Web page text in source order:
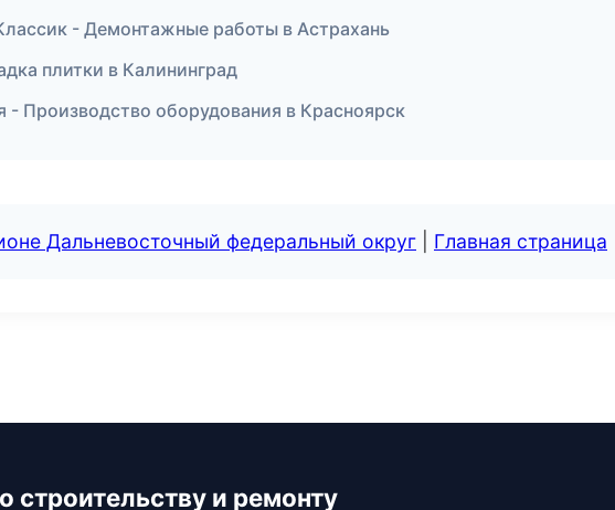
- Демонтажные работы в Астрахань
плитки в Калининград
Производство оборудования в Красноярск
Дальневосточный федеральный округ Главная страница
строительству и ремонту